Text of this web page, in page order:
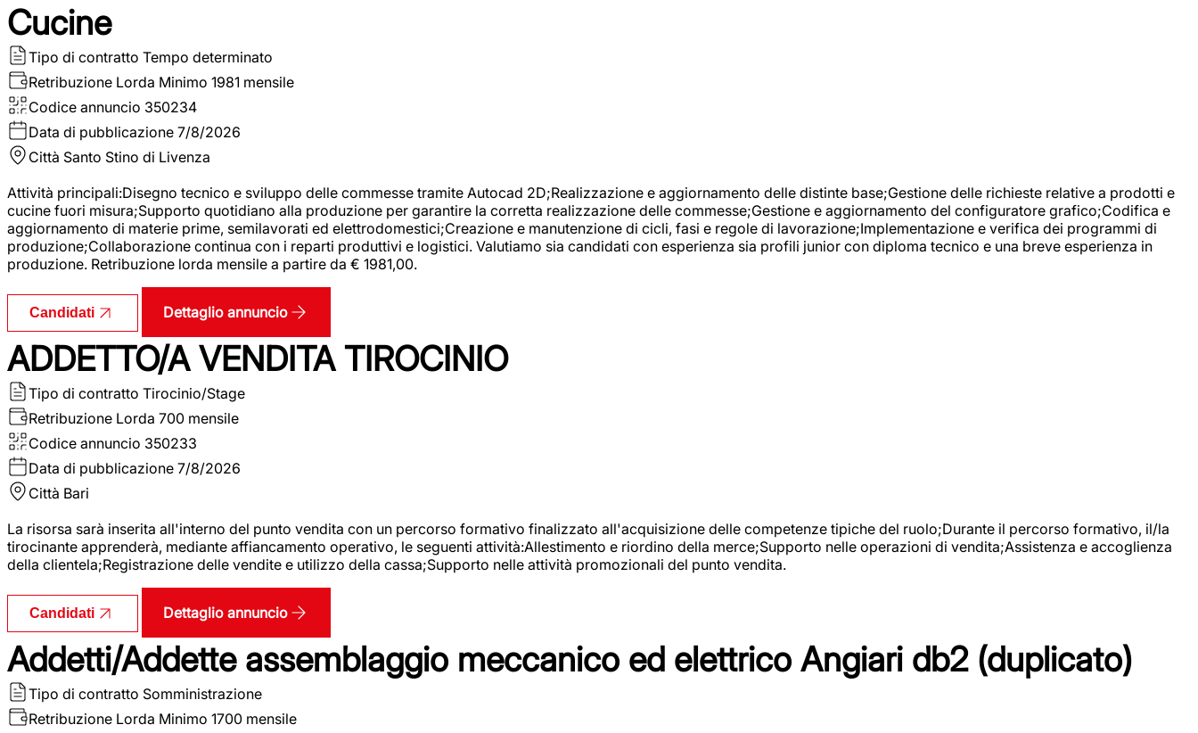
Cucine
Tipo di contratto Tempo determinato
Retribuzione Lorda Minimo 1981 mensile
Codice annuncio 350234
Data di pubblicazione 7/8/2026
Città Santo Stino di Livenza
Attività principali:Disegno tecnico e sviluppo delle commesse tramite Autocad 2D;Realizzazione e aggiornamento delle distinte base;Gestione delle richieste relative a prodotti e
cucine fuori misura;Supporto quotidiano alla produzione per garantire la corretta realizzazione delle commesse;Gestione e aggiornamento del configuratore grafico;Codifica e
aggiornamento di materie prime, semilavorati ed elettrodomestici;Creazione e manutenzione di cicli, fasi e regole di lavorazione;Implementazione e verifica dei programmi di
produzione;Collaborazione continua con i reparti produttivi e logistici. Valutiamo sia candidati con esperienza sia profili junior con diploma tecnico e una breve esperienza in
produzione. Retribuzione lorda mensile a partire da € 1981,00.
Candidati Dettaglio annuncio
ADDETTO/A VENDITA TIROCINIO
Tipo di contratto Tirocinio/Stage
Retribuzione Lorda 700 mensile
Codice annuncio 350233
Data di pubblicazione 7/8/2026
Città Bari
La risorsa sarà inserita all'interno del punto vendita con un percorso formativo finalizzato all'acquisizione delle competenze tipiche del ruolo;Durante il percorso formativo, il/la
tirocinante apprenderà, mediante affiancamento operativo, le seguenti attività:Allestimento e riordino della merce;Supporto nelle operazioni di vendita;Assistenza e accoglienza
della clientela;Registrazione delle vendite e utilizzo della cassa;Supporto nelle attività promozionali del punto vendita.
Candidati Dettaglio annuncio
Addetti/Addette assemblaggio meccanico ed elettrico Angiari db2 (duplicato)
Tipo di contratto Somministrazione
Retribuzione Lorda Minimo 1700 mensile